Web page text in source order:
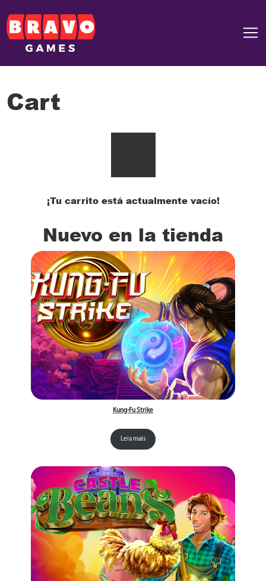
Navegação principal
Cart
¡Tu carrito está actualmente vacío!
Nuevo en la tienda
Kung-Fu Strike
Leia mais